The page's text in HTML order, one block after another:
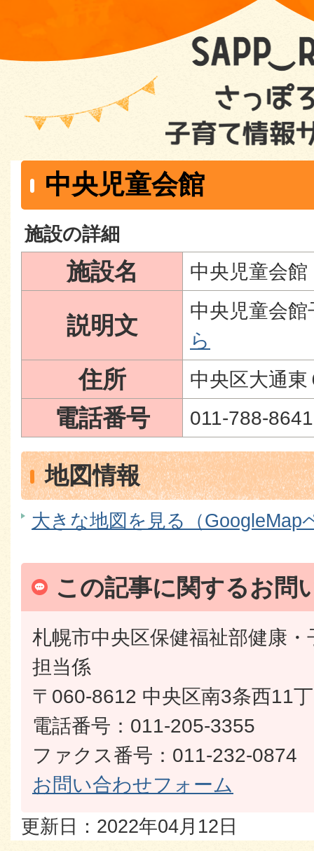
中央児童会館
施設の詳細
施設名 中央児童会館
説明文
中央児童会
ら
住所 中央区大通
電話番号 011-788-8641
地図情報
大きな地図を見る（GoogleMap
この記事に関するお問
札幌市中央区保健福祉部健康
担当係
〒060-8612 中央区南3条西11
電話番号：011-205-3355
ファクス番号：011-232-0874
お問い合わせフォーム
更新日：2022年04月12日